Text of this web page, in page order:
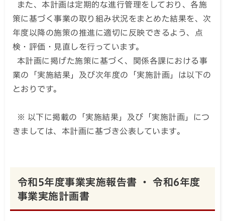
また、本計画は定期的な進行管理をしており、各施
策に基づく事業の取り組み状況をまとめた結果を、次
年度以降の施策の推進に適切に反映できるよう、点
検・評価・見直しを行っています。
本計画に掲げた施策に基づく、関係各課における事
業の「実施結果」及び次年度の「実施計画」は以下の
とおりです。
※ 以下に掲載の「実施結果」及び「実施計画」につ
きましては、本計画に基づき公表しています。
令和5年度事業実施報告書 ・ 令和6年度
事業実施計画書